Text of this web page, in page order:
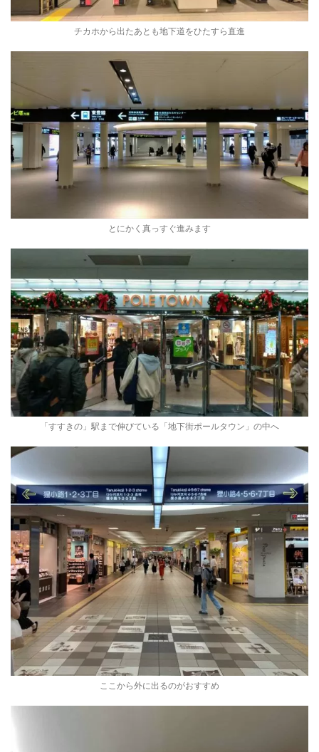
チカホから出たあとも地下道をひたすら直進
とにかく真っすぐ進みます
「すすきの」駅まで伸びている「地下街ポールタウン」の中へ
ここから外に出るのがおすすめ